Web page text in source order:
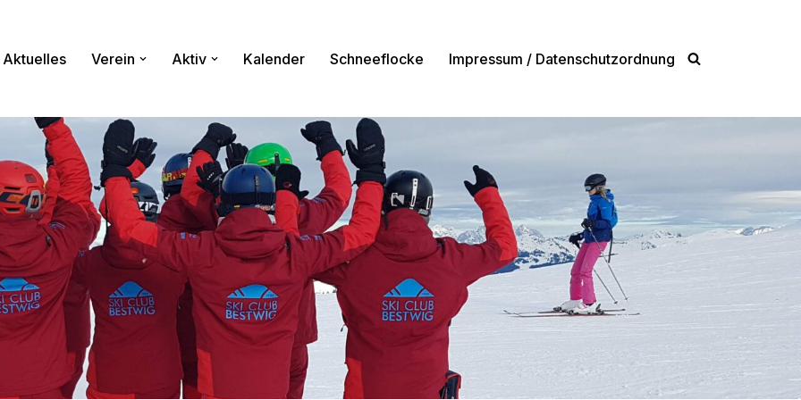
Aktuelles Verein Aktiv Kalender Schneeflocke Impressum / Datenschutzordnung